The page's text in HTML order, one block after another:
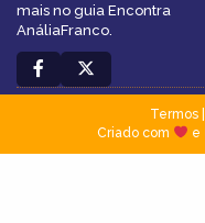
mais no guia Encontra
AnáliaFranco.
Termos|
Criado com
e